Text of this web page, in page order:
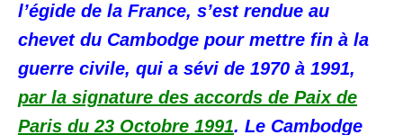
l’égide de la France, s’est rendue au
chevet du Cambodge pour mettre fin à la
guerre civile, qui a sévi de 1970 à 1991,
par la signature des accords de Paix de
Paris du 23 Octobre 1991. Le Cambodge